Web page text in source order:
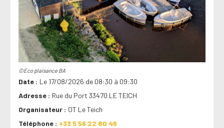
©Eco plaisance BA
Date
Le 17/08/2026 de 08:30 à 09:30
Adresse
Rue du Port 33470 LE TEICH
Organisateur
OT Le Teich
Téléphone
+33 5 56 22 80 46